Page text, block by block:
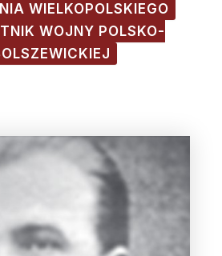
WIELKOPOLSKIEGO
WOJNY POLSKO-